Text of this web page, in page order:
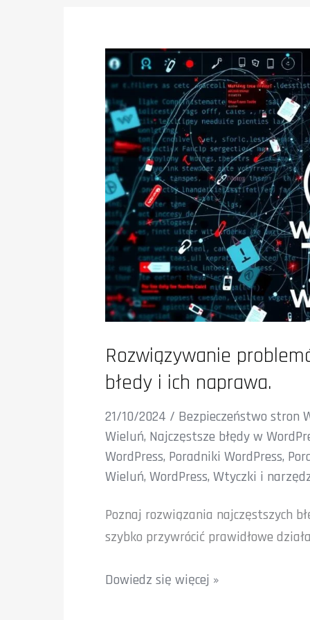
Rozwiązywanie
błedy i ich naprawa.
21/10/2024 / Bezpieczeństwo stron
Wieluń, Najczęstsze błędy w
WordPress, Poradniki WordPress,
Wieluń, WordPress, Wtyczki i
Poznaj rozwiązania najczęstszych
szybko przywrócić prawidłowe
Rozwiązywanie
Dowiedz się więcej »